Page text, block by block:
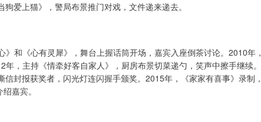
爱上猫》，警局布景推门对戏，文件递来递去。
和《心有灵犀》，舞台上握话筒开场，嘉宾入座倒茶讨论。2010年，
，主持《情牵好客自家人》，厨房布景切菜递勺，笑声中擦手继续。
封报获奖者，闪光灯连闪握手颁奖。2015年，《家家有喜事》录制，
嘉宾。